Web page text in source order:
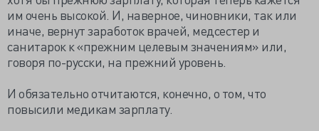
им очень высокой. И, наверное, чиновники, так или
иначе, вернут заработок врачей, медсестер и
санитарок к «прежним целевым значениям» или,
говоря по-русски, на прежний уровень.
И обязательно отчитаются, конечно, о том, что
повысили медикам зарплату.